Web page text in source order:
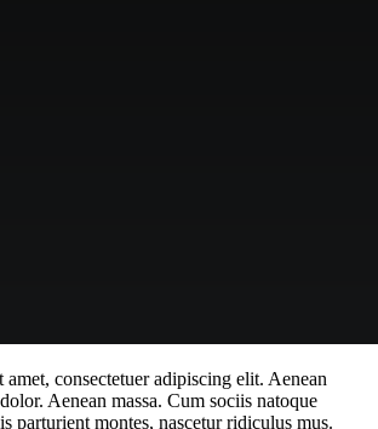
consectetuer adipiscing elit. Aenean
Aenean massa. Cum sociis natoque
parturient montes, nascetur ridiculus mus.